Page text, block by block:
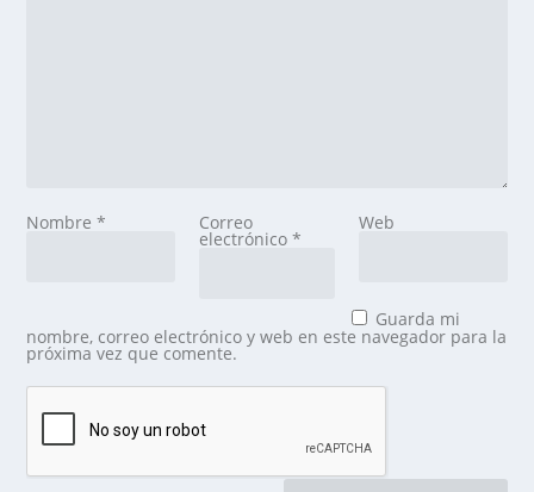
Nombre* Correo
electrónico *
Web
Guarda mi
nombre, correo electrónico y web en este navegador para la
próxima vez que comente.